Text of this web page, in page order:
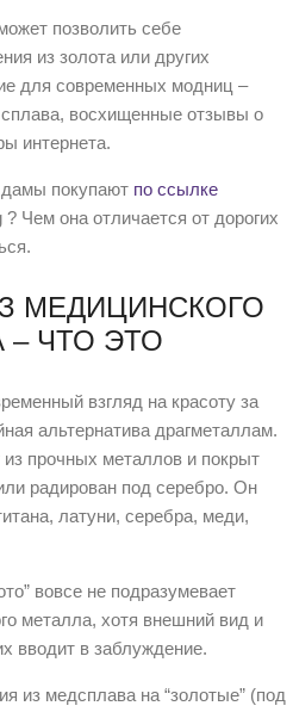
позволить себе
из золота или других
для современных модниц –
восхищенные отзывы о
интернета.
покупают по ссылке
Чем она отличается от дорогих
МЕДИЦИНСКОГО
– ЧТО ЭТО
взгляд на красоту за
альтернатива драгметаллам.
прочных металлов и покрыт
радирован под серебро. Он
латуни, серебра, меди,
вовсе не подразумевает
металла, хотя внешний вид и
вводит в заблуждение.
из медсплава на “золотые” (под